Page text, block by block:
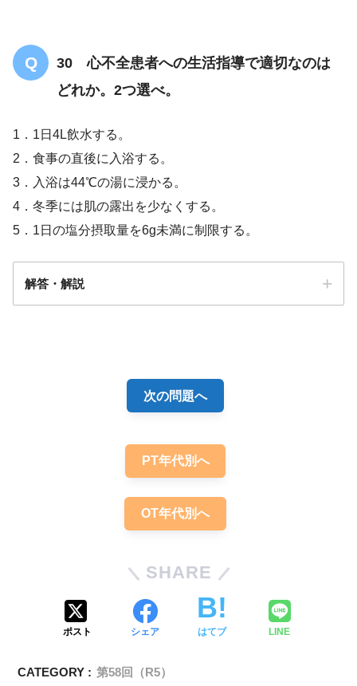
30 心不全患者への生活指導で適切なのは
どれか。2つ選べ。
1．1日4L飲水する。
2．食事の直後に入浴する。
3．入浴は44℃の湯に浸かる。
4．冬季には肌の露出を少なくする。
5．1日の塩分摂取量を6g未満に制限する。
解答・解説
次の問題へ
PT年代別へ
OT年代別へ
SHARE
ポスト シェア はてブ LINE
CATEGORY : 第58回（R5）